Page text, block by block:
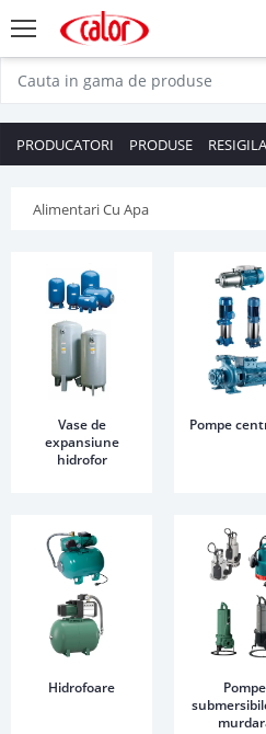
PRODUCATORI PRODUSE
Alimentari Cu Apa
Vase de
expansiune
hidrofor
Pompe
Hidrofoare
Pompe